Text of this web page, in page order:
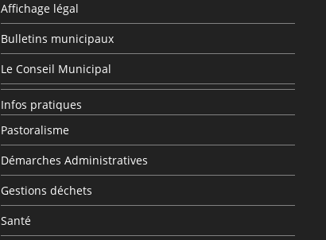
Affichage légal
Bulletins municipaux
Le Conseil Municipal
Infos pratiques
Pastoralisme
Démarches Administratives
Gestions déchets
Santé